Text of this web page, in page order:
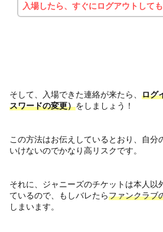
入場したら、すぐにログアウトして
そして、入場できた連絡が来たら、 ログ
スワードの変更）をしましょう！
この方法はお伝えしているとおり、自分
いけないのでかなり高リスクです。
それに、ジャニーズのチケットは本人以
ているので、もしバレたらファンクラブ
しまいます。